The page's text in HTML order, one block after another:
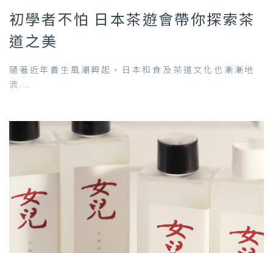
初學者不怕 日本茶遊會帶你探索茶
道之美
隨著近年養生風潮興起，日本和食及茶道文化也漸漸地
流...